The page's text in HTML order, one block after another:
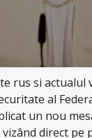
rus si actualul
al
un nou
direct pe